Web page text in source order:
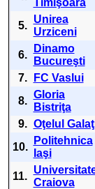
Timişoara
5.
Unirea
Urziceni
6.
Dinamo
Bucureşti
7.
FC Vaslui
8.
Gloria
Bistriţa
9. Oţelul
10.
Politehnica
Iaşi
11.
Craiova